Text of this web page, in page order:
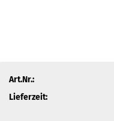
Art.Nr.:
Lieferzeit: